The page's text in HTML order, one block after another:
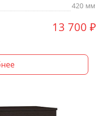
420 мм
13 700 ₽